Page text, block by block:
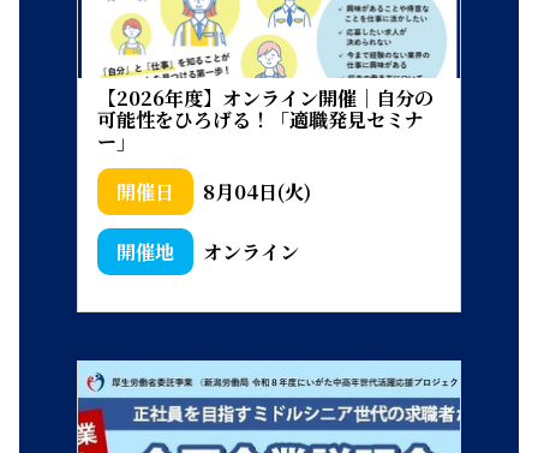
【2026年度】オンライン開催｜自分の
可能性をひろげる！「適職発見セミナ
ー」
8月04日(火)
オンライン